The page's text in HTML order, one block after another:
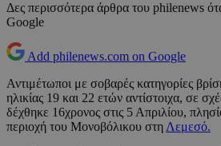
Δες περισσότερα άρθρα του philenews
Google
Add philenews.com on Google
Αντιμέτωποι με σοβαρές κατηγορίες
ηλικίας 19 και 22 ετών αντίστοιχα, σε
δέχθηκε 16χρονος στις 5 Απριλίου,
περιοχή του Μονοβόλικου στη Λεμεσό.